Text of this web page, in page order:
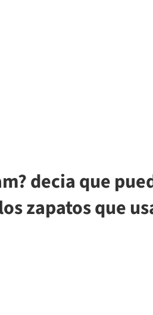
decia que
zapatos que